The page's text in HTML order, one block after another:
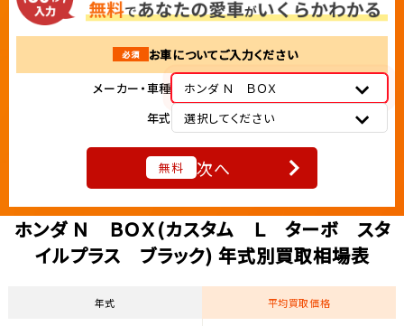
必須
お車についてご入力ください
メーカー・車種
ホンダ Ｎ ＢＯＸ
年式
選択してください
無料 次へ
ホンダ Ｎ ＢＯＸ(カスタム Ｌ ターボ スタ
イルプラス ブラック) 年式別買取相場表
年式 平均買取価格